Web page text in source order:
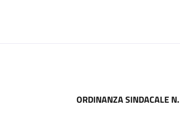
ORDINANZA SINDACALE